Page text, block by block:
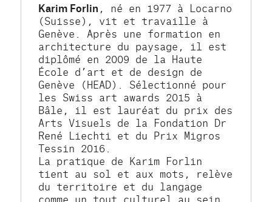
Karim Forlin , né en 1977 à Locarno
(Suisse), vit et travaille à
Genève. Après une formation en
architecture du paysage, il est
diplômé en 2009 de la Haute
École d’art et de design de
Genève (HEAD). Sélectionné pour
les Swiss art awards 2015 à
Bâle, il est lauréat du prix des
Arts Visuels de la Fondation Dr
René Liechti et du Prix Migros
Tessin 2016.
La pratique de Karim Forlin
tient au sol et aux mots, relève
du territoire et du langage
comme un tout culturel au sein